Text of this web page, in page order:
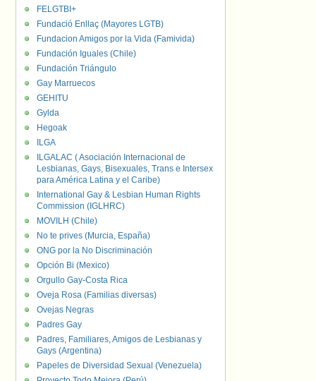
FELGTBI+
Fundació Enllaç (Mayores LGTB)
Fundacion Amigos por la Vida (Famivida)
Fundación Iguales (Chile)
Fundación Triángulo
Gay Marruecos
GEHITU
Gylda
Hegoak
ILGA
ILGALAC ( Asociación Internacional de
Lesbianas, Gays, Bisexuales, Trans e Intersex
para América Latina y el Caribe)
International Gay & Lesbian Human Rights
Commission (IGLHRC)
MOVILH (Chile)
No te prives (Murcia, España)
ONG por la No Discriminación
Opción Bi (Mexico)
Orgullo Gay-Costa Rica
Oveja Rosa (Familias diversas)
Ovejas Negras
Padres Gay
Padres, Familiares, Amigos de Lesbianas y
Gays (Argentina)
Papeles de Diversidad Sexual (Venezuela)